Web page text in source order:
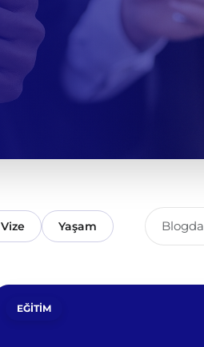
Vize Yaşam
EĞITIM